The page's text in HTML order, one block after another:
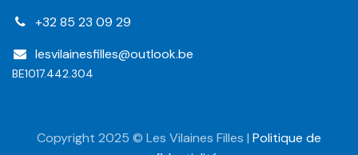
+32 85 23 09 29
lesvilainesfilles@outlook.be
BE1017.442.304
Copyright 2025 © Les Vilaines Filles | Politique de